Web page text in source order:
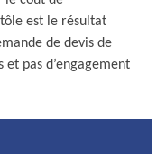
est le résultat
de devis de
pas d’engagement